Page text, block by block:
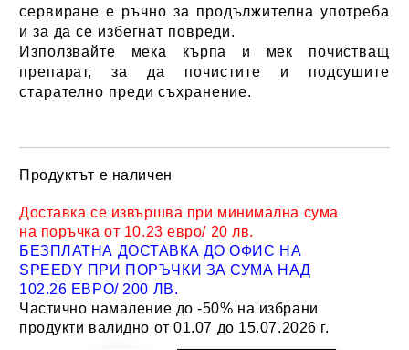
сервиране е ръчно за продължителна употреба
и за да се избегнат повреди.
Използвайте мека кърпа и мек почистващ
препарат, за да почистите и подсушите
старателно преди съхранение.
Продуктът е наличен
Доставка се извършва при минимална сума
на поръчка от 10.23 евро/ 20 лв.
БЕЗПЛАТНА ДОСТАВКА ДО ОФИС НА
SPEEDY ПРИ ПОРЪЧКИ ЗА СУМА НАД
102.26 ЕВРО/ 200 ЛВ.
Частично намаление до -50% на избрани
продукти валидно от 01.07 до 15.07.2026 г.